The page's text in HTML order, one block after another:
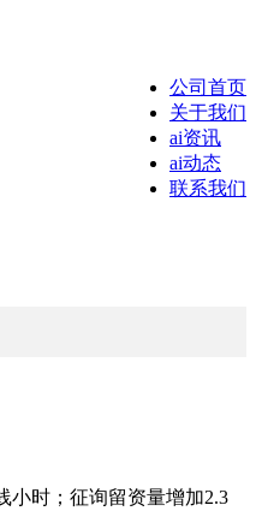
公司首页
关于我们
ai资讯
ai动态
联系我们
时；征询留资量增加2.3